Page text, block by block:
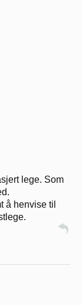
lege. Som
å henvise til